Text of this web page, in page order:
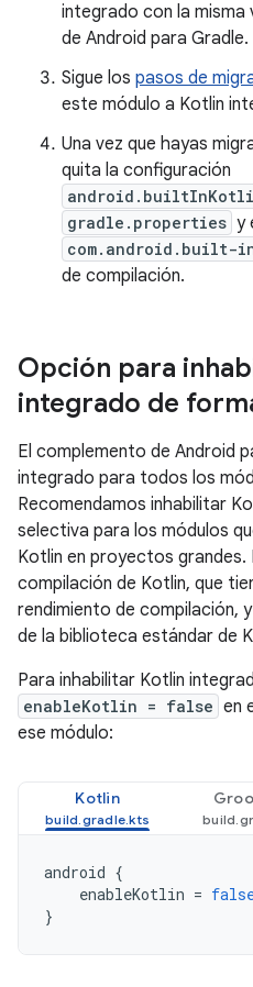
integrado con la
de Android para Gradle.
Sigue los pasos de
este módulo a Kotlin
Una vez que hayas
quita la configuración
gradle.properties y
com.android.built-
de compilación.
Opción para
integrado de
El complemento de Android
integrado para todos los
Recomendamos inhabilitar
selectiva para los módulos
Kotlin en proyectos
compilación de Kotlin, que
rendimiento de compilación,
de la biblioteca estándar de
Para inhabilitar Kotlin
enableKotlin = false en
ese módulo:
Kotlin
android {
enableKotlin =
}